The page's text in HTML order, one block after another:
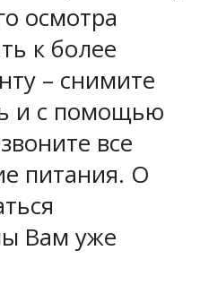
осмотра
к более
– снимите
и с помощью
все
питания. О
Вам уже